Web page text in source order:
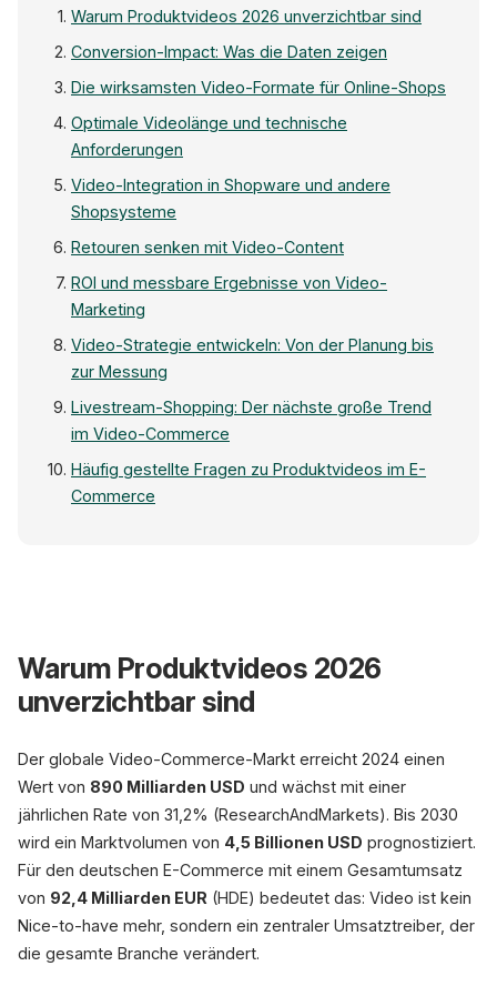
Warum Produktvideos 2026 unverzichtbar sind
Conversion-Impact: Was die Daten zeigen
Die wirksamsten Video-Formate für Online-Shops
Optimale Videolänge und technische
Anforderungen
Video-Integration in Shopware und andere
Shopsysteme
Retouren senken mit Video-Content
ROI und messbare Ergebnisse von Video-
Marketing
Video-Strategie entwickeln: Von der Planung bis
zur Messung
Livestream-Shopping: Der nächste große Trend
im Video-Commerce
Häufig gestellte Fragen zu Produktvideos im E-
Commerce
68,4%
Produktdemo
1,81x Kaufrate
Verweildauer: +88%
Warum Produktvideos 2026
unverzichtbar sind
Der globale Video-Commerce-Markt erreicht 2024 einen
Wert von 890 Milliarden USD und wächst mit einer
jährlichen Rate von 31,2% (ResearchAndMarkets). Bis 2030
wird ein Marktvolumen von 4,5 Billionen USD prognostiziert.
Für den deutschen E-Commerce mit einem Gesamtumsatz
von 92,4 Milliarden EUR (HDE) bedeutet das: Video ist kein
Nice-to-have mehr, sondern ein zentraler Umsatztreiber, der
die gesamte Branche verändert.